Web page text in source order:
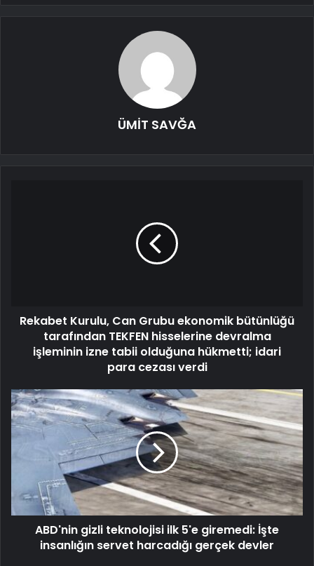
ÜMİT SAVĞA
Rekabet Kurulu, Can Grubu ekonomik bütünlüğü
tarafından TEKFEN hisselerine devralma
işleminin izne tabii olduğuna hükmetti; idari
para cezası verdi
ABD'nin gizli teknolojisi ilk 5'e giremedi: İşte
insanlığın servet harcadığı gerçek devler